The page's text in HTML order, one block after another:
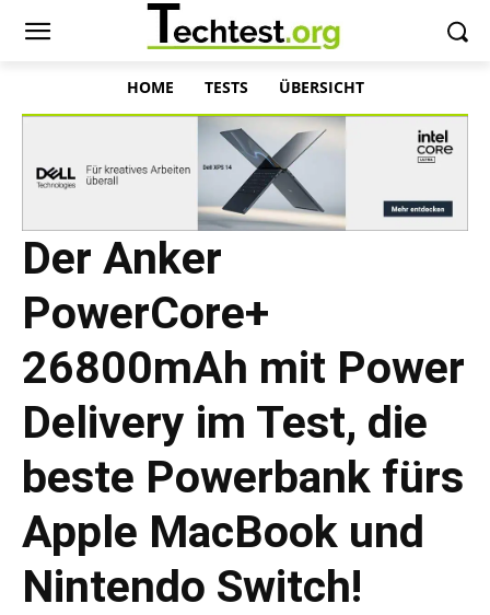
HOME TESTS ÜBERSICHT
Der Anker
PowerCore+
26800mAh mit Power
Delivery im Test, die
beste Powerbank fürs
Apple MacBook und
Nintendo Switch!